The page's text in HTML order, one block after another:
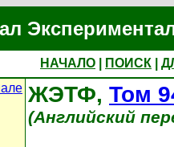
НАЧАЛО ПОИСК
ЖЭТФ, Том
(Английский